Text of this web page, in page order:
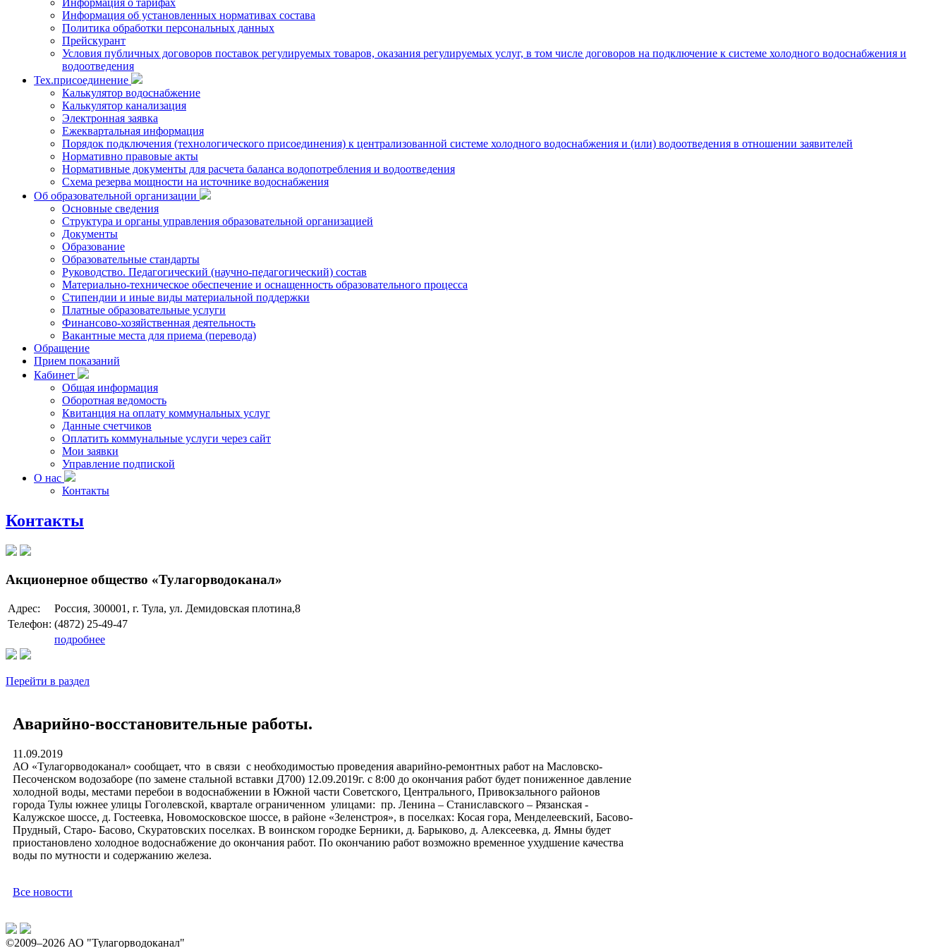
Информация о тарифах
Информация об установленных нормативах состава
Политика обработки персональных данных
Прейскурант
Условия публичных договоров поставок регулируемых товаров, оказания регулируемых услуг, в том числе договоров на подключение к системе холодного водоснабжения и
водоотведения
Тех.присоединение
Калькулятор водоснабжение
Калькулятор канализация
Электронная заявка
Ежеквартальная информация
Порядок подключения (технологического присоединения) к централизованной системе холодного водоснабжения и (или) водоотведения в отношении заявителей
Нормативно правовые акты
Нормативные документы для расчета баланса водопотребления и водоотведения
Схема резерва мощности на источнике водоснабжения
Об образовательной организации
Основные сведения
Структура и органы управления образовательной организацией
Документы
Образование
Образовательные стандарты
Руководство. Педагогический (научно-педагогический) состав
Материально-техническое обеспечение и оснащенность образовательного процесса
Стипендии и иные виды материальной поддержки
Платные образовательные услуги
Финансово-хозяйственная деятельность
Вакантные места для приема (перевода)
Обращение
Прием показаний
Кабинет
Общая информация
Оборотная ведомость
Квитанция на оплату коммунальных услуг
Данные счетчиков
Оплатить коммунальные услуги через сайт
Мои заявки
Управление подпиской
О нас
Контакты
Контакты
Акционерное общество «Тулагорводоканал»
Адрес:
Россия, 300001, г. Тула, ул. Демидовская плотина,8
Телефон: (4872) 25-49-47
подробнее
Перейти в раздел
Аварийно-восстановительные работы.
11.09.2019
АО «Тулагорводоканал» сообщает, что в связи с необходимостью проведения аварийно-ремонтных работ на Масловско-
Песоченском водозаборе (по замене стальной вставки Д700) 12.09.2019г. с 8:00 до окончания работ будет пониженное давление
холодной воды, местами перебои в водоснабжении в Южной части Советского, Центрального, Привокзального районов
города Тулы южнее улицы Гоголевской, квартале ограниченном улицами: пр. Ленина – Станиславского – Рязанская -
Калужское шоссе, д. Гостеевка, Новомосковское шоссе, в районе «Зеленстроя», в поселках: Косая гора, Менделеевский, Басово-
Прудный, Старо- Басово, Скуратовских поселках. В воинском городке Берники, д. Барыково, д. Алексеевка, д. Ямны будет
приостановлено холодное водоснабжение до окончания работ. По окончанию работ возможно временное ухудшение качества
воды по мутности и содержанию железа.
Все новости
©2009–2026 АО "Тулагорводоканал"